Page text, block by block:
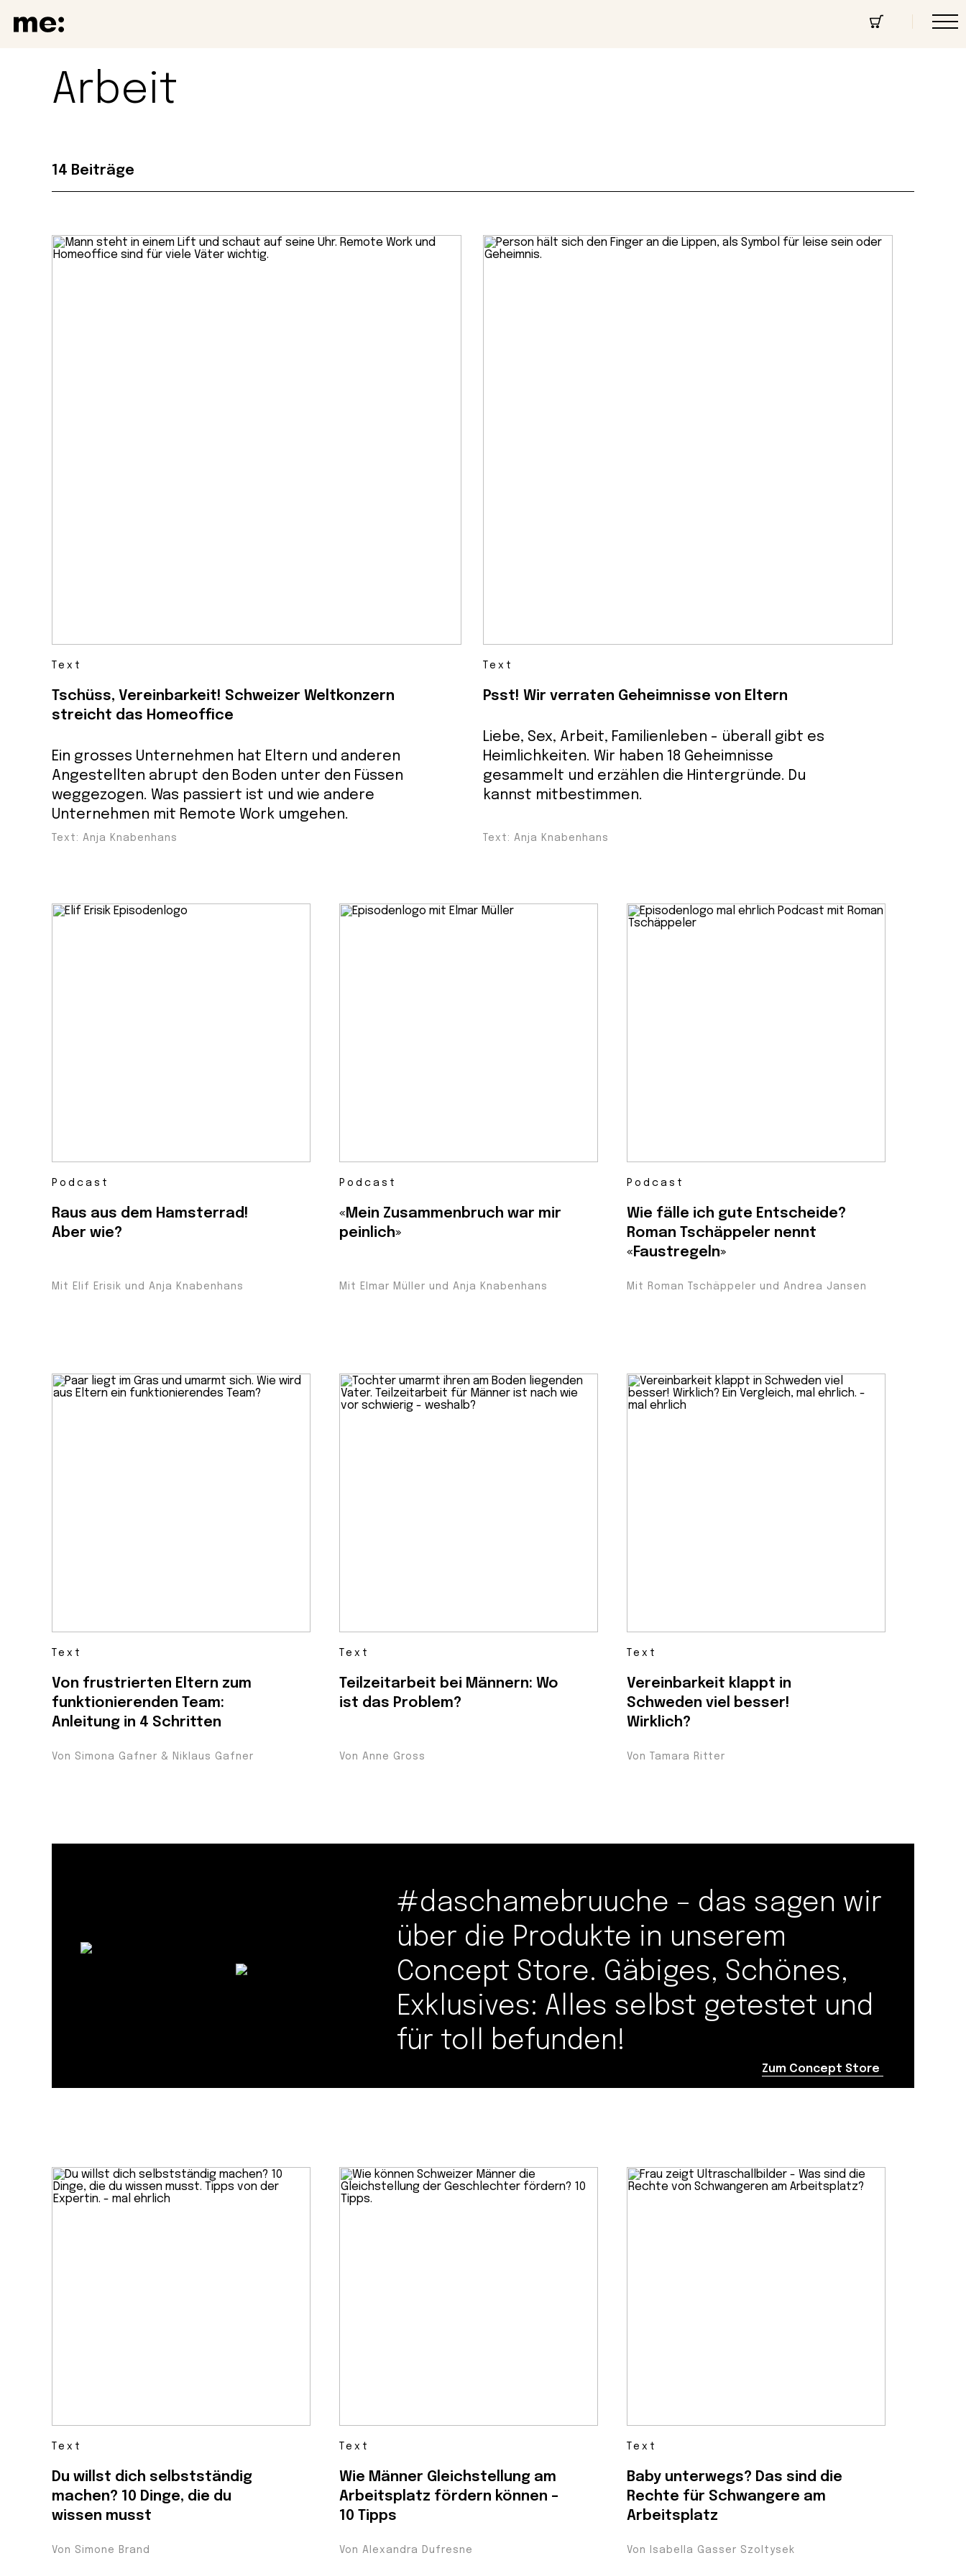
Community
Arbeit
14 Beiträge
Text
Tschüss, Vereinbarkeit! Schweizer Weltkonzern
streicht das Homeoffice
Ein grosses Unternehmen hat Eltern und anderen
Angestellten abrupt den Boden unter den Füssen
weggezogen. Was passiert ist und wie andere
Unternehmen mit Remote Work umgehen.
Text: Anja Knabenhans
Text
Psst! Wir verraten Geheimnisse von Eltern
Liebe, Sex, Arbeit, Familienleben - überall gibt es
Heimlichkeiten. Wir haben 18 Geheimnisse
gesammelt und erzählen die Hintergründe. Du
kannst mitbestimmen.
Text: Anja Knabenhans
Podcast
Raus aus dem Hamsterrad!
Aber wie?
Mit Elif Erisik und Anja Knabenhans
Podcast
«Mein Zusammenbruch war mir
peinlich»
Mit Elmar Müller und Anja Knabenhans
Podcast
Wie fälle ich gute Entscheide?
Roman Tschäppeler nennt
«Faustregeln»
Mit Roman Tschäppeler und Andrea Jansen
Text
Von frustrierten Eltern zum
funktionierenden Team:
Anleitung in 4 Schritten
Von Simona Gafner & Niklaus Gafner
Text
Teilzeitarbeit bei Männern: Wo
ist das Problem?
Von Anne Gross
Text
Vereinbarkeit klappt in
Schweden viel besser!
Wirklich?
Von Tamara Ritter
#daschamebruuche – das sagen wir
über die Produkte in unserem
Concept Store. Gäbiges, Schönes,
Exklusives: Alles selbst getestet und
für toll befunden!
Zum Concept Store
Text
Du willst dich selbstständig
machen? 10 Dinge, die du
wissen musst
Von Simone Brand
Text
Wie Männer Gleichstellung am
Arbeitsplatz fördern können –
10 Tipps
Von Alexandra Dufresne
Text
Baby unterwegs? Das sind die
Rechte für Schwangere am
Arbeitsplatz
Von Isabella Gasser Szoltysek